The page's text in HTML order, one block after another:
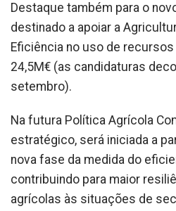
Destaque também para o
destinado a apoiar a
Eficiência no uso de
24,5M€ (as candidaturas
setembro).
Na futura Política Agrícola
estratégico, será iniciada a
nova fase da medida do
contribuindo para maior
agrícolas às situações de